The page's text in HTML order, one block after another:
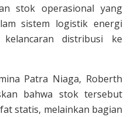
stok operasional yang
sistem logistik energi
distribusi ke
Patra Niaga, Roberth
bahwa stok tersebut
statis, melainkan bagian